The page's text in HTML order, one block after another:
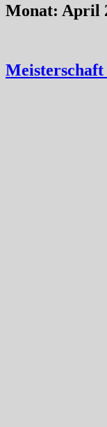
Monat: April